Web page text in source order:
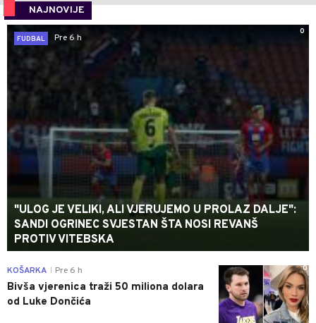
NAJNOVIJE
0
FUDBAL
Pre 6 h
"ULOG JE VELIKI, ALI VJERUJEMO U PROLAZ DALJE":
SANDI OGRINEC SVJESTAN ŠTA NOSI REVANŠ
PROTIV VITEBSKA
0
KOŠARKA Pre 6 h
Bivša vjerenica traži 50 miliona dolara
od Luke Dončića